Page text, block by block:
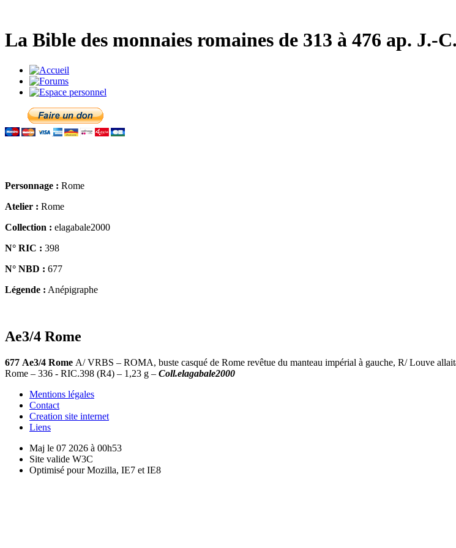
La Bible des monnaies romaines de 313 à 476 ap. J.-C.
Personnage : Rome
Atelier : Rome
Collection : elagabale2000
N° RIC : 398
N° NBD : 677
Légende : Anépigraphe
Ae3/4 Rome
677 Ae3/4 Rome A/ VRBS – ROMA, buste casqué de Rome revêtue du manteau impérial à gauche, R/ Louve
Rome – 336 - RIC.398 (R4) – 1,23 g – Coll.elagabale2000
Mentions légales
Contact
Creation site internet
Liens
Maj le 07 2026 à 00h53
Site valide W3C
Optimisé pour Mozilla, IE7 et IE8